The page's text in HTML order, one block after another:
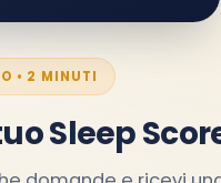
• 2 MINUTI
Sleep